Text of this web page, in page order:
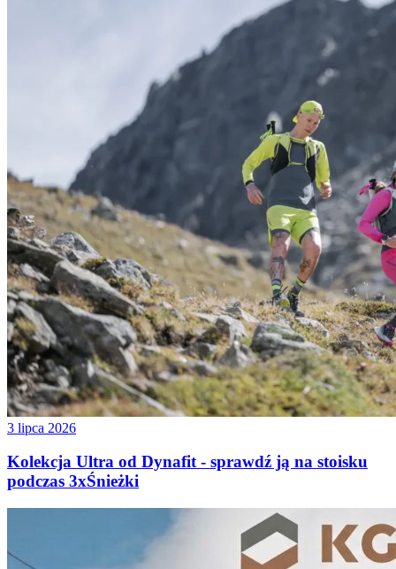
3 lipca 2026
Kolekcja Ultra od Dynafit - sprawdź ją na stoisku
podczas 3xŚnieżki